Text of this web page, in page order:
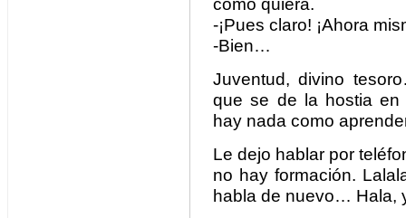
como quiera.
-¡Pues claro! ¡Ahora
-Bien…
Juventud, divino
que se de la hostia en
hay nada como
Le dejo hablar por
no hay formación.
habla de nuevo… Hala,